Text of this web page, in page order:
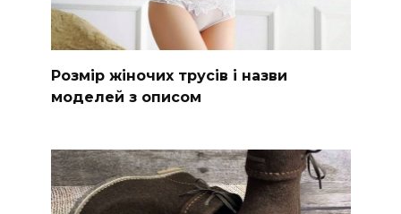
Розмір жіночих трусів і назви
моделей з описом